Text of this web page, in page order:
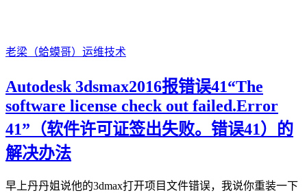
老梁（蛤蟆哥） 运维技术
Autodesk 3dsmax2016报错误41“The
software license check out failed.Error
41”（软件许可证签出失败。错误41）的
解决办法
早上丹丹姐说他的3dmax打开项目文件错误，我说你重装一下